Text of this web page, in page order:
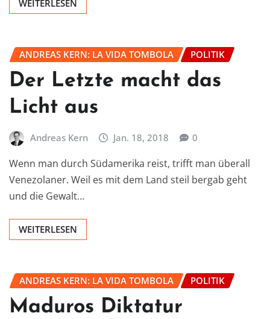
WEITERLESEN
ANDREAS KERN: LA VIDA TOMBOLA POLITIK
Der Letzte macht das
Licht aus
Andreas Kern Jan. 18, 2018 0
Wenn man durch Südamerika reist, trifft man überall
Venezolaner. Weil es mit dem Land steil bergab geht
und die Gewalt…
WEITERLESEN
ANDREAS KERN: LA VIDA TOMBOLA POLITIK
Maduros Diktatur